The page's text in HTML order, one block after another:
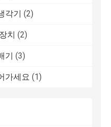
각기 (2)
치 (2)
기 (3)
가세요 (1)